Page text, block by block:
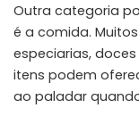
Outra categoria
é a comida.
especiarias,
itens podem
ao paladar